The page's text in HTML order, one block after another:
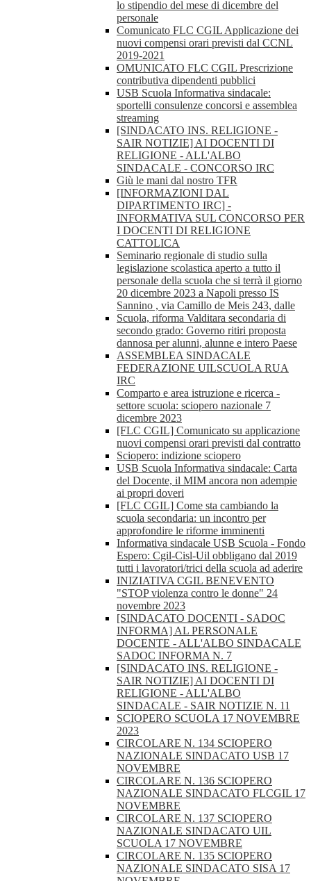
lo stipendio del mese di dicembre del
personale
Comunicato FLC CGIL Applicazione dei
nuovi compensi orari previsti dal CCNL
2019-2021
OMUNICATO FLC CGIL Prescrizione
contributiva dipendenti pubblici
USB Scuola Informativa sindacale:
sportelli consulenze concorsi e assemblea
streaming
[SINDACATO INS. RELIGIONE -
SAIR NOTIZIE] AI DOCENTI DI
RELIGIONE - ALL'ALBO
SINDACALE - CONCORSO IRC
Giù le mani dal nostro TFR
[INFORMAZIONI DAL
DIPARTIMENTO IRC] -
INFORMATIVA SUL CONCORSO PER
I DOCENTI DI RELIGIONE
CATTOLICA
Seminario regionale di studio sulla
legislazione scolastica aperto a tutto il
personale della scuola che si terrà il giorno
20 dicembre 2023 a Napoli presso IS
Sannino , via Camillo de Meis 243, dalle
Scuola, riforma Valditara secondaria di
secondo grado: Governo ritiri proposta
dannosa per alunni, alunne e intero Paese
ASSEMBLEA SINDACALE
FEDERAZIONE UILSCUOLA RUA
IRC
Comparto e area istruzione e ricerca -
settore scuola: sciopero nazionale 7
dicembre 2023
[FLC CGIL] Comunicato su applicazione
nuovi compensi orari previsti dal contratto
Sciopero: indizione sciopero
USB Scuola Informativa sindacale: Carta
del Docente, il MIM ancora non adempie
ai propri doveri
[FLC CGIL] Come sta cambiando la
scuola secondaria: un incontro per
approfondire le riforme imminenti
Informativa sindacale USB Scuola - Fondo
Espero: Cgil-Cisl-Uil obbligano dal 2019
tutti i lavoratori/trici della scuola ad aderire
INIZIATIVA CGIL BENEVENTO
"STOP violenza contro le donne" 24
novembre 2023
[SINDACATO DOCENTI - SADOC
INFORMA] AL PERSONALE
DOCENTE - ALL'ALBO SINDACALE
SADOC INFORMA N. 7
[SINDACATO INS. RELIGIONE -
SAIR NOTIZIE] AI DOCENTI DI
RELIGIONE - ALL'ALBO
SINDACALE - SAIR NOTIZIE N. 11
SCIOPERO SCUOLA 17 NOVEMBRE
2023
CIRCOLARE N. 134 SCIOPERO
NAZIONALE SINDACATO USB 17
NOVEMBRE
CIRCOLARE N. 136 SCIOPERO
NAZIONALE SINDACATO FLCGIL 17
NOVEMBRE
CIRCOLARE N. 137 SCIOPERO
NAZIONALE SINDACATO UIL
SCUOLA 17 NOVEMBRE
CIRCOLARE N. 135 SCIOPERO
NAZIONALE SINDACATO SISA 17